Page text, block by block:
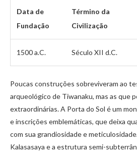
Data de
Fundação
Término da
Civilização
1500 a.C. Século XII d.C.
Poucas construções sobreviveram ao
arqueológico de Tiwanaku, mas as que
extraordinárias. A Porta do Sol é um
e inscrições emblemáticas, que deixa
com sua grandiosidade e
Kalasasaya e a estrutura semi-